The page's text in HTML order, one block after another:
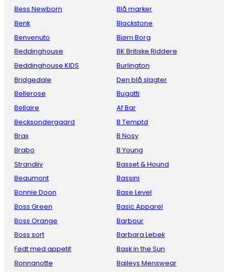
Bess Newborn
Benk
Benvenuto
Beddinghouse
Beddinghouse KIDS
Bridgedale
Bellerose
Bellaire
Becksondergaard
Brax
Brabo
Strandliv
Beaumont
Bonnie Doon
Boss Green
Boss Orange
Boss sort
Født med appetit
Bonnanotte
Blå marker
Blackstone
Bjørn Borg
BK Britiske Riddere
Burlington
Den blå slagter
Bugatti
Af Bar
B Temptd
B Nosy
B Young
Basset & Hound
Bassini
Base Level
Basic Apparel
Barbour
Barbara Lebek
Bask in the Sun
Baileys Menswear